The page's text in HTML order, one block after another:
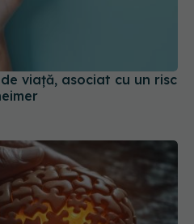
viață, asociat cu un risc